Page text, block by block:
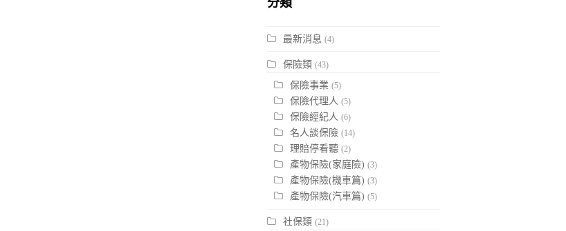
最新消息 (4)
保險類 (43)
保險事業 (5)
保險代理人 (5)
保險經紀人 (6)
名人談保險 (14)
理賠停看聽 (2)
產物保險(家庭險) (3)
產物保險(機車篇) (3)
產物保險(汽車篇) (5)
社保類 (21)